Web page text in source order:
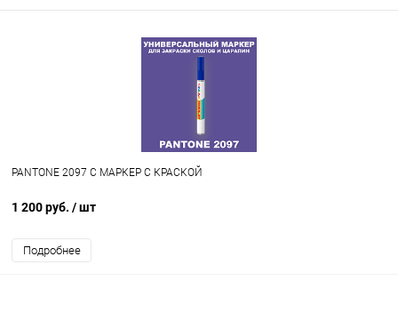
PANTONE 2097 C МАРКЕР С КРАСКОЙ
1 200 руб. / шт
Подробнее